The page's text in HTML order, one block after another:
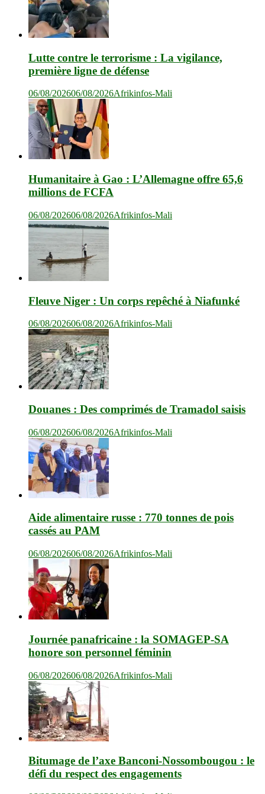
Lutte contre le terrorisme : La vigilance,
première ligne de défense
06/08/202606/08/2026Afrikinfos-Mali
Humanitaire à Gao : L’Allemagne offre 65,6
millions de FCFA
06/08/202606/08/2026Afrikinfos-Mali
Fleuve Niger : Un corps repêché à Niafunké
06/08/202606/08/2026Afrikinfos-Mali
Douanes : Des comprimés de Tramadol saisis
06/08/202606/08/2026Afrikinfos-Mali
Aide alimentaire russe : 770 tonnes de pois
cassés au PAM
06/08/202606/08/2026Afrikinfos-Mali
Journée panafricaine : la SOMAGEP-SA
honore son personnel féminin
06/08/202606/08/2026Afrikinfos-Mali
Bitumage de l’axe Banconi-Nossombougou : le
défi du respect des engagements